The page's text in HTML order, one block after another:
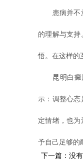
患病并不意
的理解与支
悟。在这样的
昆明白癜风
示：调整心态
定情绪，也
予自己足够的
下一篇：没